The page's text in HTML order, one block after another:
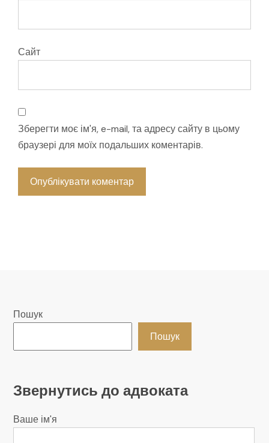
Сайт
Зберегти моє ім'я, e-mail, та адресу сайту в цьому
браузері для моїх подальших коментарів.
Пошук
Пошук
Звернутись до адвоката
Ваше ім'я